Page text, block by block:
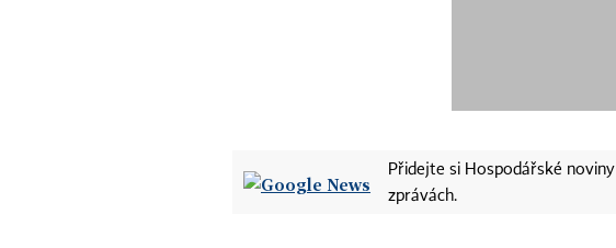
Přidejte si Hospodářské noviny
zprávách.